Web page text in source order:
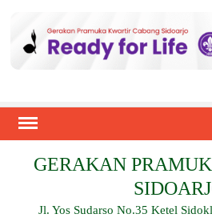
content
GERAKAN
Jl. Yos Sudarso No.35 Ketel